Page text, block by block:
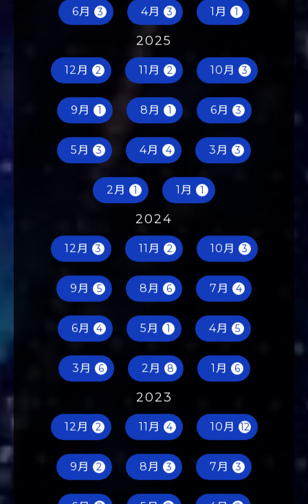
6月 3 4月 3 1月 1
2025
12月 2 11月 2 10月 3
9月 1 8月 1 6月 3
5月 3 4月 4 3月 3
2月 1 1月 1
2024
12月 3 11月 2 10月 3
9月 5 8月 6 7月 4
6月 4 5月 1 4月 5
3月 6 2月 8 1月 6
2023
12月 2 11月 4 10月 12
9月 2 8月 3 7月 3